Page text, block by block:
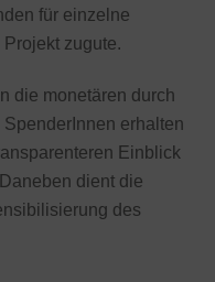
für einzelne
zugute.
die monetären durch
erhalten
Einblick
dient die
des